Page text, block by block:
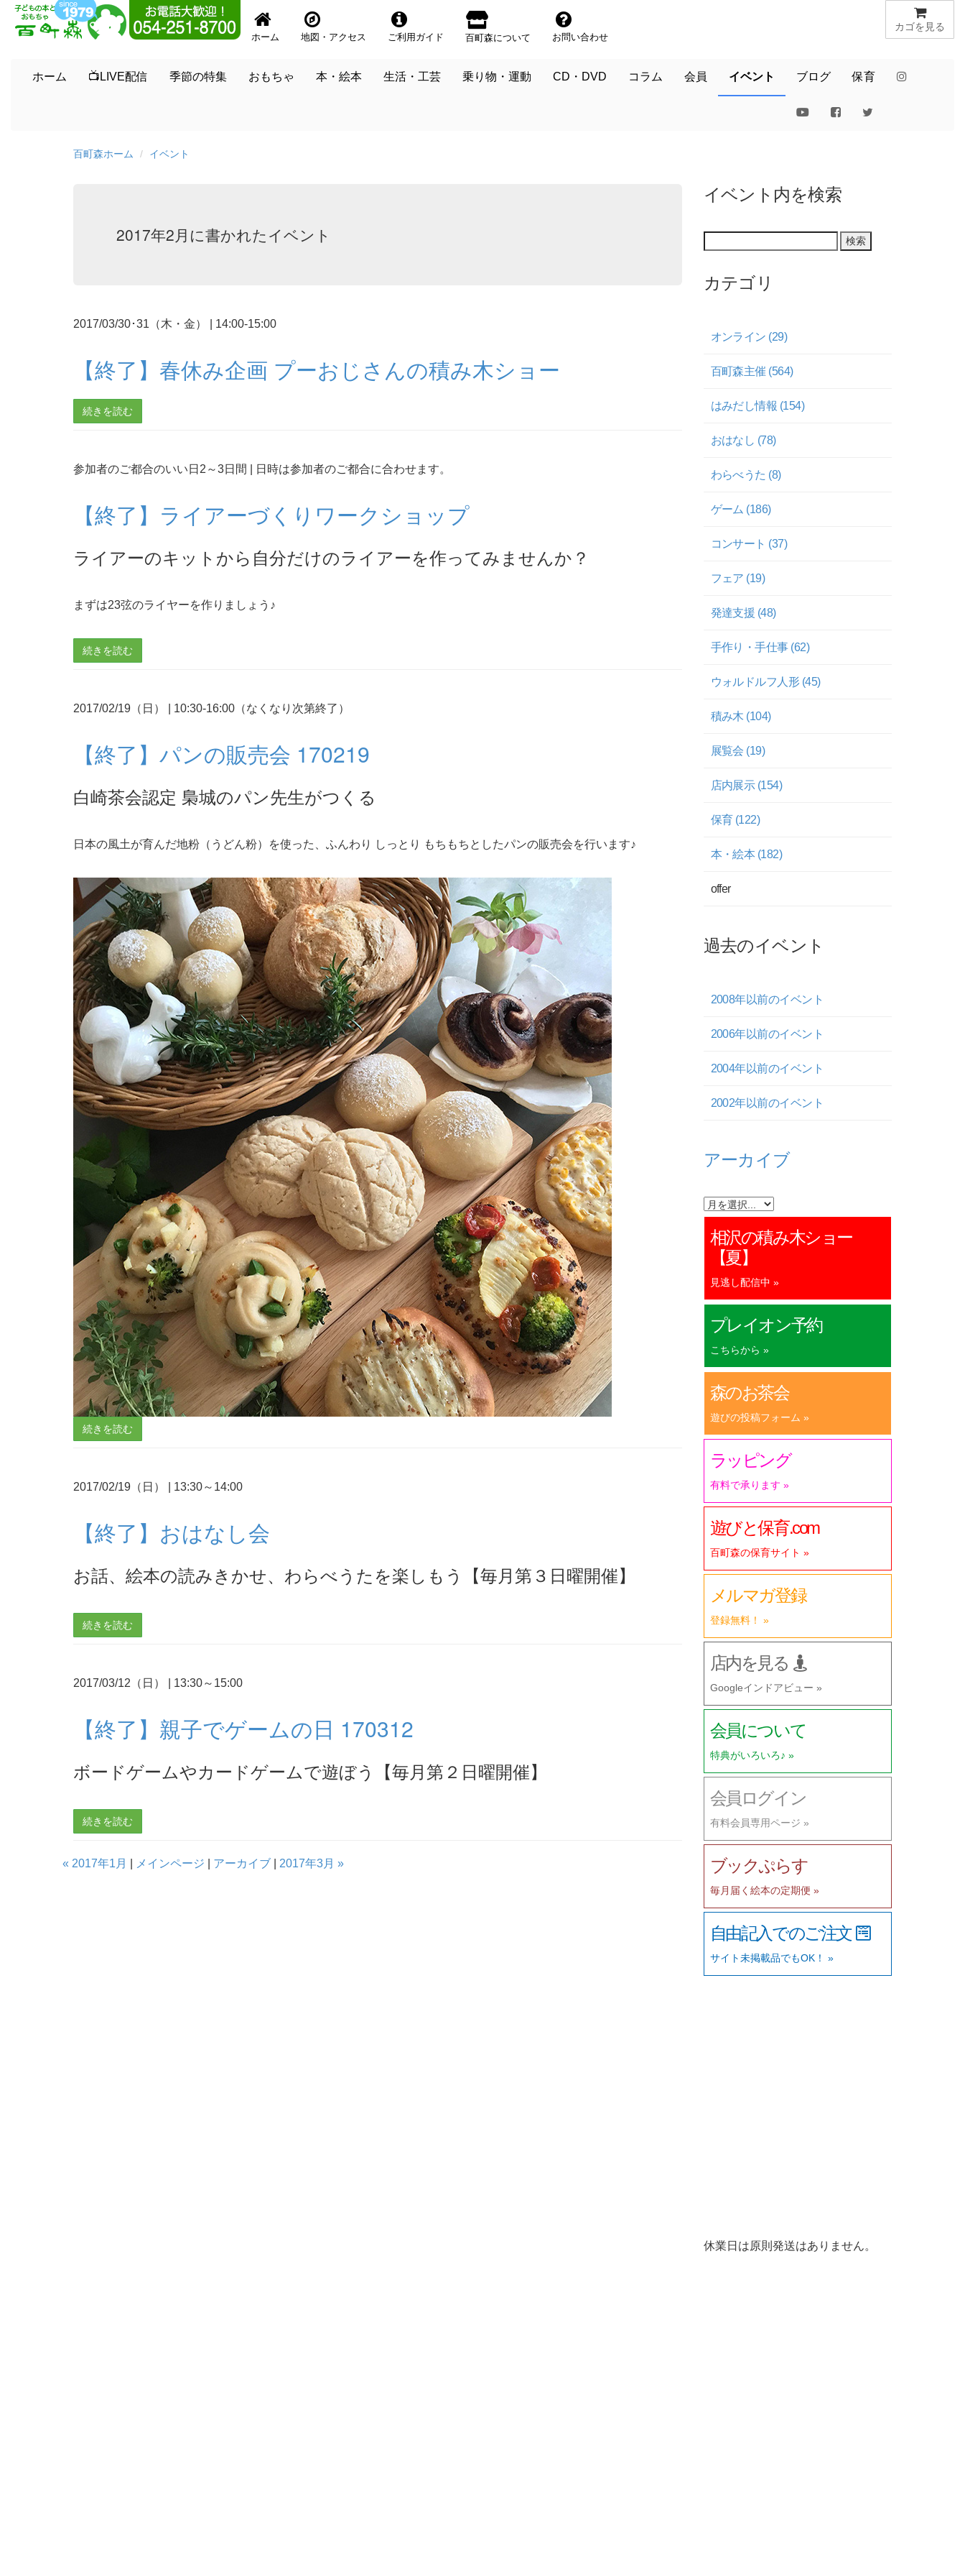
カゴを見る
ホーム 地図・アクセス ご利用ガイド 百町森について お問い合わせ
ホーム 📺LIVE配信 季節の特集 おもちゃ 本・絵本 生活・工芸 乗り物・運動 CD・DVD コラム 会員 イベント ブログ 保育
百町森ホーム イベント
2017年2月に書かれたイベント
2017/03/30･31（木・金） 14:00-15:00
【終了】春休み企画 プーおじさんの積み木ショー
続きを読む
参加者のご都合のいい日2～3日間 日時は参加者のご都合に合わせます。
【終了】ライアーづくりワークショップ
ライアーのキットから自分だけのライアーを作ってみませんか？
まずは23弦のライヤーを作りましょう♪
続きを読む
2017/02/19（日） 10:30-16:00（なくなり次第終了）
【終了】パンの販売会 170219
白崎茶会認定 梟城のパン先生がつくる
日本の風土が育んだ地粉（うどん粉）を使った、ふんわり しっとり もちもちとしたパンの販売会を行います♪
続きを読む
2017/02/19（日） 13:30～14:00
【終了】おはなし会
お話、絵本の読みきかせ、わらべうたを楽しもう【毎月第３日曜開催】
続きを読む
2017/03/12（日） 13:30～15:00
【終了】親子でゲームの日 170312
ボードゲームやカードゲームで遊ぼう【毎月第２日曜開催】
続きを読む
« 2017年1月 メインページ アーカイブ 2017年3月 »
イベント内を検索
カテゴリ
オンライン (29)
百町森主催 (564)
はみだし情報 (154)
おはなし (78)
わらべうた (8)
ゲーム (186)
コンサート (37)
フェア (19)
発達支援 (48)
手作り・手仕事 (62)
ウォルドルフ人形 (45)
積み木 (104)
展覧会 (19)
店内展示 (154)
保育 (122)
本・絵本 (182)
offer
過去のイベント
2008年以前のイベント
2006年以前のイベント
2004年以前のイベント
2002年以前のイベント
アーカイブ
相沢の積み木ショー
【夏】
見逃し配信中 »
プレイオン予約
こちらから »
森のお茶会
遊びの投稿フォーム »
ラッピング
有料で承ります »
遊びと保育.com
百町森の保育サイト »
メルマガ登録
登録無料！ »
店内を見る
Googleインドアビュー »
会員について
特典がいろいろ♪ »
会員ログイン
有料会員専用ページ »
ブックぷらす
毎月届く絵本の定期便 »
自由記入でのご注文
サイト未掲載品でもOK！ »
休業日は原則発送はありません。